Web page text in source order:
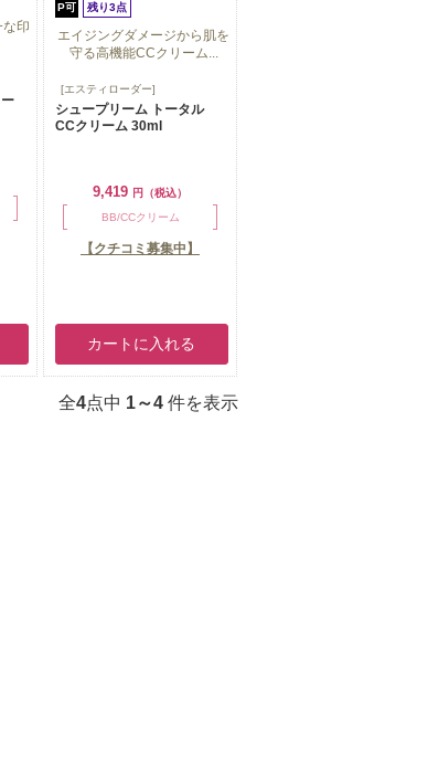
印
印
P可 残り3点
エイジングダメージから肌を
守る高機能CCクリーム...
エイジングダメージから肌を
守る高機能CCクリーム...
[エスティローダー]
シュープリーム トータル
CCクリーム 30ml
9,419 円（税込）
BB/CCクリーム
【クチコミ募集中】
カートに入れる
全4点中 1～4 件を表示